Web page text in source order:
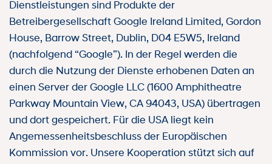
Dienstleistungen sind Produkte der
Betreibergesellschaft Google Ireland Limited, Gordon
House, Barrow Street, Dublin, D04 E5W5, Ireland
(nachfolgend “Google”). In der Regel werden die
durch die Nutzung der Dienste erhobenen Daten an
einen Server der Google LLC (1600 Amphitheatre
Parkway Mountain View, CA 94043, USA) übertragen
und dort gespeichert. Für die USA liegt kein
Angemessenheitsbeschluss der Europäischen
Kommission vor. Unsere Kooperation stützt sich auf